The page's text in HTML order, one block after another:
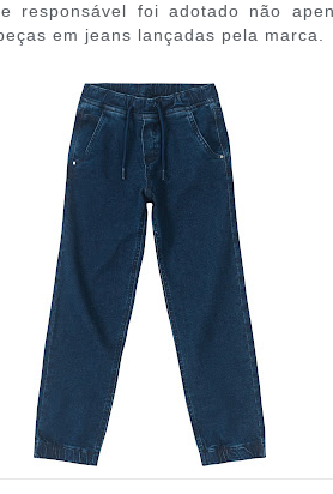
responsável foi adotado não
em jeans lançadas pela marca.